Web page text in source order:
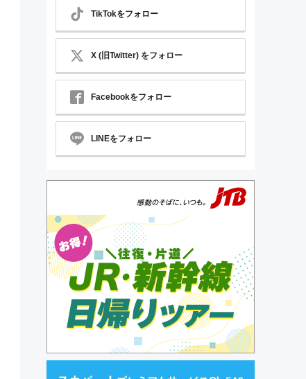
TikTokをフォロー
X (旧Twitter) をフォロー
Facebookをフォロー
LINEをフォロー